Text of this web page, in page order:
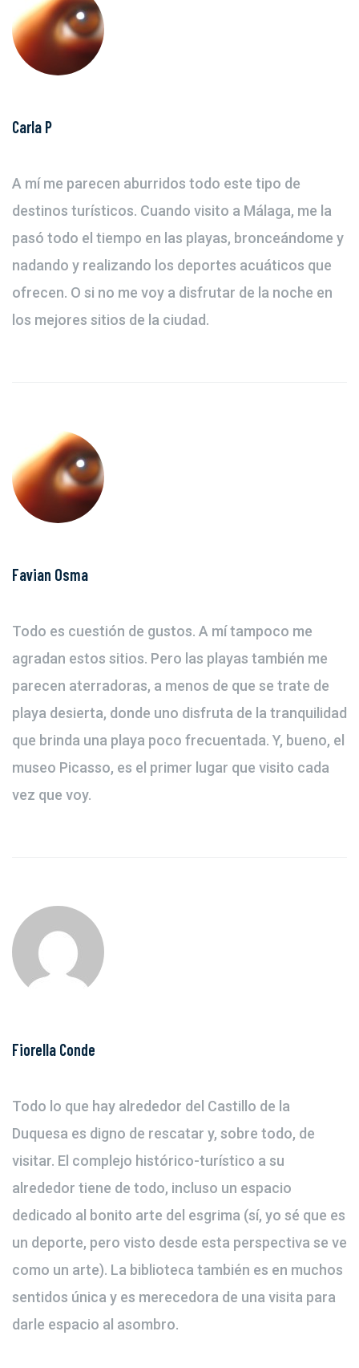
Carla P
A mí me parecen aburridos todo este tipo de
destinos turísticos. Cuando visito a Málaga, me la
pasó todo el tiempo en las playas, bronceándome y
nadando y realizando los deportes acuáticos que
ofrecen. O si no me voy a disfrutar de la noche en
los mejores sitios de la ciudad.
Favian Osma
Todo es cuestión de gustos. A mí tampoco me
agradan estos sitios. Pero las playas también me
parecen aterradoras, a menos de que se trate de
playa desierta, donde uno disfruta de la tranquilidad
que brinda una playa poco frecuentada. Y, bueno, el
museo Picasso, es el primer lugar que visito cada
vez que voy.
Fiorella Conde
Todo lo que hay alrededor del Castillo de la
Duquesa es digno de rescatar y, sobre todo, de
visitar. El complejo histórico-turístico a su
alrededor tiene de todo, incluso un espacio
dedicado al bonito arte del esgrima (sí, yo sé que es
un deporte, pero visto desde esta perspectiva se ve
como un arte). La biblioteca también es en muchos
sentidos única y es merecedora de una visita para
darle espacio al asombro.